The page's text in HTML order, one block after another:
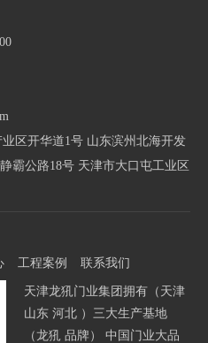
区开华道1号 山东滨州北海开发
霸公路18号 天津市大口屯工业区
工程案例 联系我们
天津龙犼门业集团拥有（天津
山东 河北 ）三大生产基地
（龙犼 品牌） 中国门业大品